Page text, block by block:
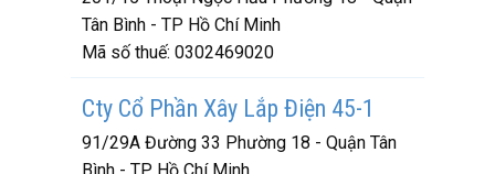
Tân Bình - TP Hồ Chí Minh
Mã số thuế: 0302469020
Cty Cổ Phần Xây Lắp Điện 45-1
91/29A Đường 33 Phường 18 - Quận Tân